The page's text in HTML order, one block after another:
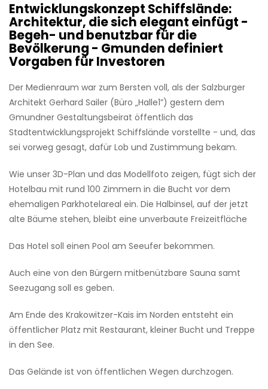
Entwicklungskonzept Schiffslände:
Architektur, die sich elegant einfügt -
Begeh- und benutzbar für die
Bevölkerung - Gmunden definiert
Vorgaben für Investoren
Der Medienraum war zum Bersten voll, als der Salzburger
Architekt Gerhard Sailer (Büro „Halle1”) gestern dem
Gmundner Gestaltungsbeirat öffentlich das
Stadtentwicklungsprojekt Schiffslände vorstellte - und, das
sei vorweg gesagt, dafür Lob und Zustimmung bekam.
Wie unser 3D-Plan und das Modellfoto zeigen, fügt sich der
Hotelbau mit rund 100 Zimmern in die Bucht vor dem
ehemaligen Parkhotelareal ein. Die Halbinsel, auf der jetzt
alte Bäume stehen, bleibt eine unverbaute Freizeitfläche
Das Hotel soll einen Pool am Seeufer bekommen.
Auch eine von den Bürgern mitbenützbare Sauna samt
Seezugang soll es geben.
Am Ende des Krakowitzer-Kais im Norden entsteht ein
öffentlicher Platz mit Restaurant, kleiner Bucht und Treppe
in den See.
Das Gelände ist von öffentlichen Wegen durchzogen.